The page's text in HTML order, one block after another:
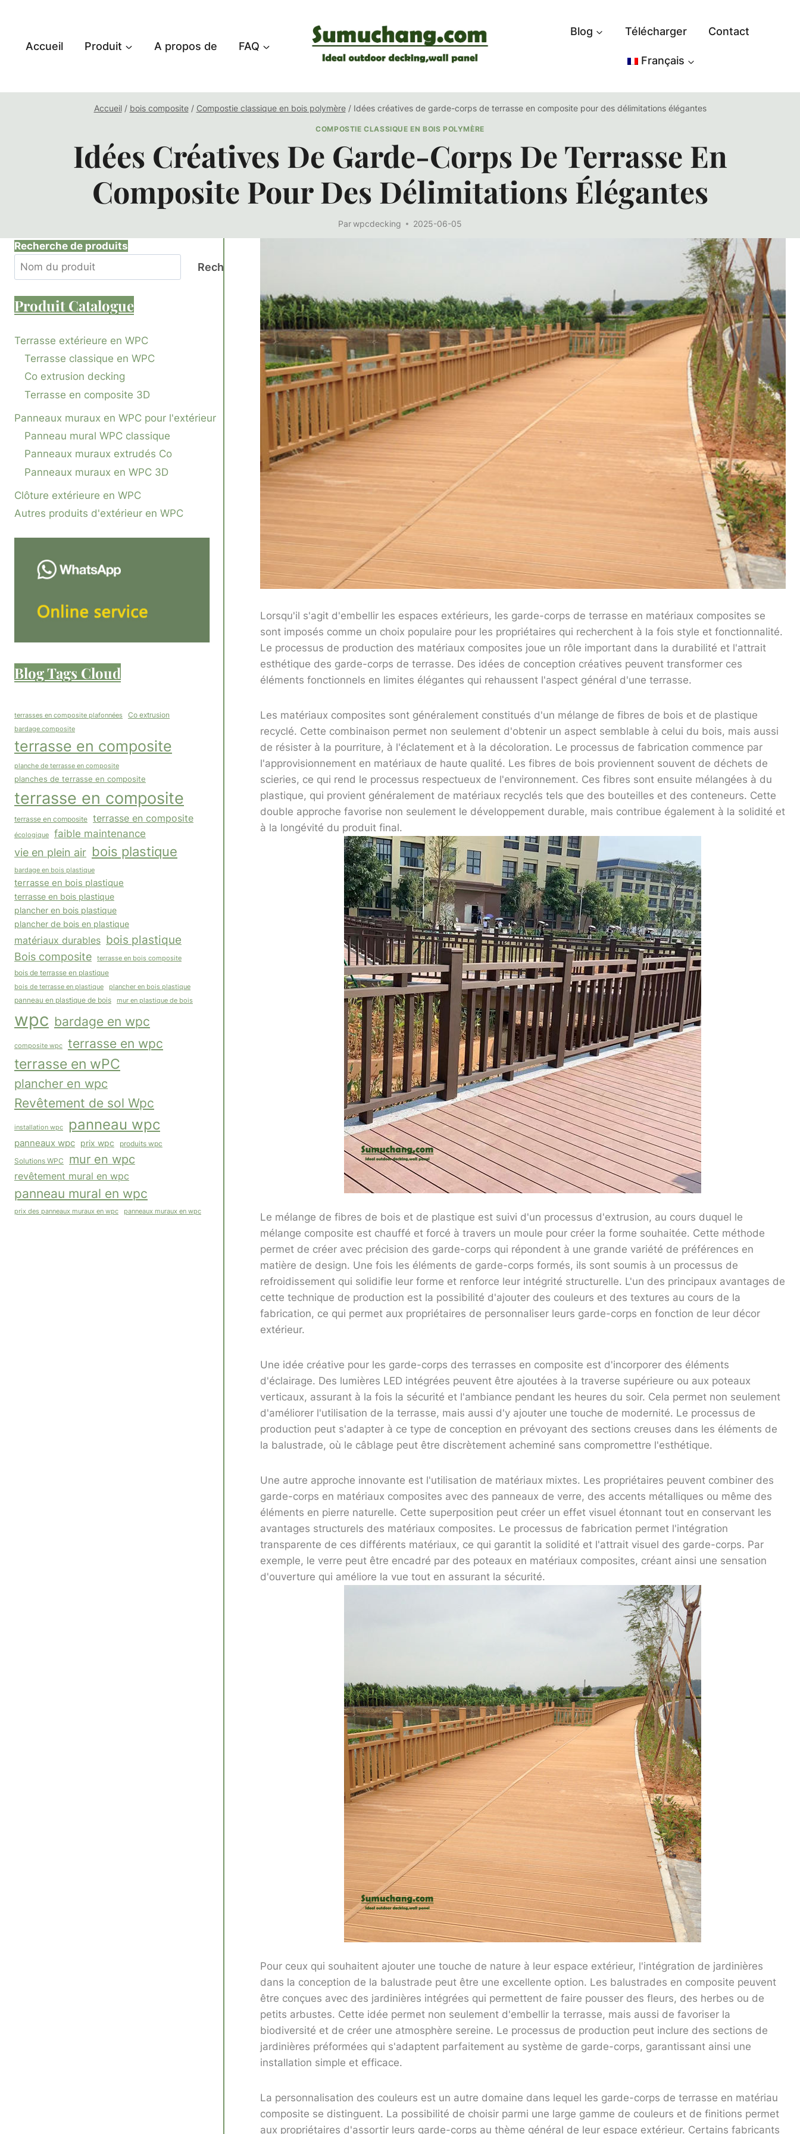
contenu
Accueil Produit A propos de FAQ
Blog Télécharger Contact
Français
Accueil / bois composite / Compostie classique en bois polymère / Idées créatives de garde-corps de terrasse en composite pour des délimitations élégantes
COMPOSTIE CLASSIQUE EN BOIS POLYMÈRE
Idées Créatives De Garde-Corps De Terrasse En
Composite Pour Des Délimitations Élégantes
Parwpcdecking 2025-06-05
Lorsqu'il s'agit d'embellir les espaces extérieurs, les garde-corps de terrasse en matériaux composites se
sont imposés comme un choix populaire pour les propriétaires qui recherchent à la fois style et fonctionnalité.
Le processus de production des matériaux composites joue un rôle important dans la durabilité et l'attrait
esthétique des garde-corps de terrasse. Des idées de conception créatives peuvent transformer ces
éléments fonctionnels en limites élégantes qui rehaussent l'aspect général d'une terrasse.
Les matériaux composites sont généralement constitués d'un mélange de fibres de bois et de plastique
recyclé. Cette combinaison permet non seulement d'obtenir un aspect semblable à celui du bois, mais aussi
de résister à la pourriture, à l'éclatement et à la décoloration. Le processus de fabrication commence par
l'approvisionnement en matériaux de haute qualité. Les fibres de bois proviennent souvent de déchets de
scieries, ce qui rend le processus respectueux de l'environnement. Ces fibres sont ensuite mélangées à du
plastique, qui provient généralement de matériaux recyclés tels que des bouteilles et des conteneurs. Cette
double approche favorise non seulement le développement durable, mais contribue également à la solidité et
à la longévité du produit final.
Le mélange de fibres de bois et de plastique est suivi d'un processus d'extrusion, au cours duquel le
mélange composite est chauffé et forcé à travers un moule pour créer la forme souhaitée. Cette méthode
permet de créer avec précision des garde-corps qui répondent à une grande variété de préférences en
matière de design. Une fois les éléments de garde-corps formés, ils sont soumis à un processus de
refroidissement qui solidifie leur forme et renforce leur intégrité structurelle. L'un des principaux avantages de
cette technique de production est la possibilité d'ajouter des couleurs et des textures au cours de la
fabrication, ce qui permet aux propriétaires de personnaliser leurs garde-corps en fonction de leur décor
extérieur.
Une idée créative pour les garde-corps des terrasses en composite est d'incorporer des éléments
d'éclairage. Des lumières LED intégrées peuvent être ajoutées à la traverse supérieure ou aux poteaux
verticaux, assurant à la fois la sécurité et l'ambiance pendant les heures du soir. Cela permet non seulement
d'améliorer l'utilisation de la terrasse, mais aussi d'y ajouter une touche de modernité. Le processus de
production peut s'adapter à ce type de conception en prévoyant des sections creuses dans les éléments de
la balustrade, où le câblage peut être discrètement acheminé sans compromettre l'esthétique.
Une autre approche innovante est l'utilisation de matériaux mixtes. Les propriétaires peuvent combiner des
garde-corps en matériaux composites avec des panneaux de verre, des accents métalliques ou même des
éléments en pierre naturelle. Cette superposition peut créer un effet visuel étonnant tout en conservant les
avantages structurels des matériaux composites. Le processus de fabrication permet l'intégration
transparente de ces différents matériaux, ce qui garantit la solidité et l'attrait visuel des garde-corps. Par
exemple, le verre peut être encadré par des poteaux en matériaux composites, créant ainsi une sensation
d'ouverture qui améliore la vue tout en assurant la sécurité.
Pour ceux qui souhaitent ajouter une touche de nature à leur espace extérieur, l'intégration de jardinières
dans la conception de la balustrade peut être une excellente option. Les balustrades en composite peuvent
être conçues avec des jardinières intégrées qui permettent de faire pousser des fleurs, des herbes ou de
petits arbustes. Cette idée permet non seulement d'embellir la terrasse, mais aussi de favoriser la
biodiversité et de créer une atmosphère sereine. Le processus de production peut inclure des sections de
jardinières préformées qui s'adaptent parfaitement au système de garde-corps, garantissant ainsi une
installation simple et efficace.
La personnalisation des couleurs est un autre domaine dans lequel les garde-corps de terrasse en matériau
composite se distinguent. La possibilité de choisir parmi une large gamme de couleurs et de finitions permet
aux propriétaires d'assortir leurs garde-corps au thème général de leur espace extérieur. Certains fabricants
Recherche de produits
Recherche
ProduitCatalogue
Terrasse extérieure en WPC
Terrasse classique en WPC
Co extrusion decking
Terrasse en composite 3D
Panneaux muraux en WPC pour l'extérieur
Panneau mural WPC classique
Panneaux muraux extrudés Co
Panneaux muraux en WPC 3D
Clôture extérieure en WPC
Autres produits d'extérieur en WPC
Blog Tags Cloud
terrasses en composite plafonnées Co extrusion
bardage composite
terrasse en composite
planche de terrasse en composite
planches de terrasse en composite
terrasse en composite
terrasse en composite terrasse en composite
écologique faible maintenance
vie en plein air bois plastique
bardage en bois plastique
terrasse en bois plastique
terrasse en bois plastique
plancher en bois plastique
plancher de bois en plastique
matériaux durables bois plastique
Bois composite
terrasse en bois composite
bois de terrasse en plastique
bois de terrasse en plastique plancher en bois plastique
panneau en plastique de bois mur en plastique de bois
wpc bardage en wpc
composite wpc terrasse en wpc
terrasse en wPC
plancher en wpc
Revêtement de sol Wpc
installation wpc panneau wpc
panneaux wpc prix wpc produits wpc
Solutions WPC mur en wpc
revêtement mural en wpc
panneau mural en wpc
prix des panneaux muraux en wpc panneaux muraux en wpc